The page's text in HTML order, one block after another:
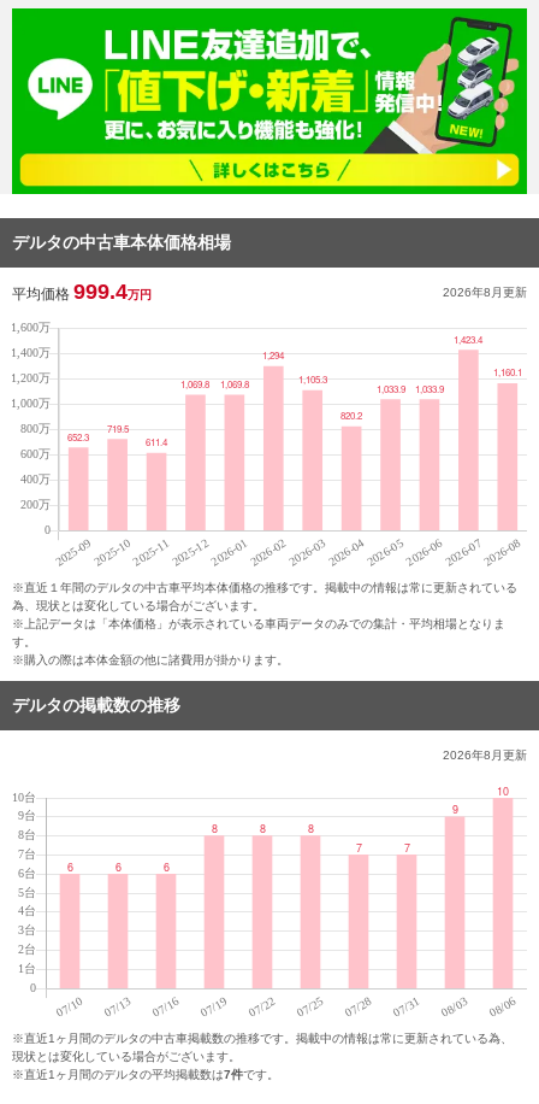
デルタの中古車本体価格相場
平均価格 999.4万円 2026年8月更新
※直近１年間のデルタの中古車平均本体価格の推移です。掲載中の情報は常に更新されている
為、現状とは変化している場合がございます。
※上記データは「本体価格」が表示されている車両データのみでの集計・平均相場となりま
す。
※購入の際は本体金額の他に諸費用が掛かります。
デルタの掲載数の推移
2026年8月更新
※直近1ヶ月間のデルタの中古車掲載数の推移です。掲載中の情報は常に更新されている為、
現状とは変化している場合がございます。
※直近1ヶ月間のデルタの平均掲載数は7件です。